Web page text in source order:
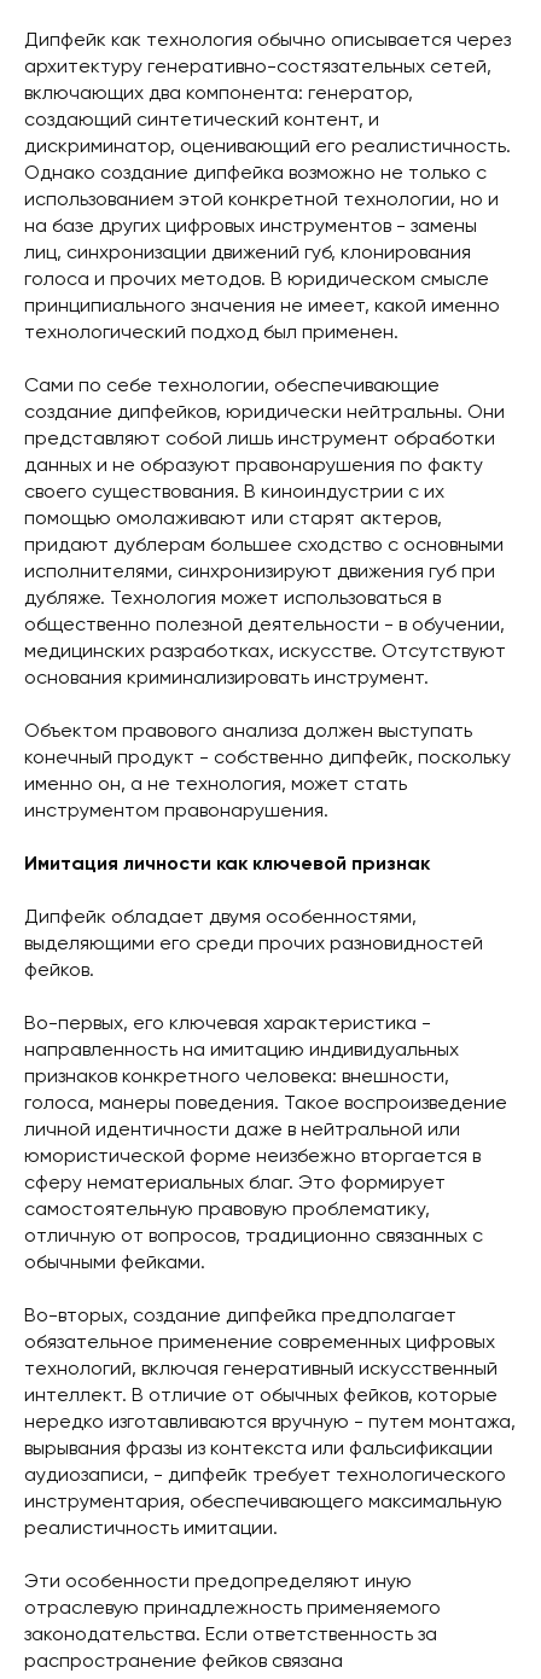
Дипфейк как технология обычно описывается через
архитектуру генеративно-состязательных сетей,
включающих два компонента: генератор,
создающий синтетический контент, и
дискриминатор, оценивающий его реалистичность.
Однако создание дипфейка возможно не только с
использованием этой конкретной технологии, но и
на базе других цифровых инструментов - замены
лиц, синхронизации движений губ, клонирования
голоса и прочих методов. В юридическом смысле
принципиального значения не имеет, какой именно
технологический подход был применен.
Сами по себе технологии, обеспечивающие
создание дипфейков, юридически нейтральны. Они
представляют собой лишь инструмент обработки
данных и не образуют правонарушения по факту
своего существования. В киноиндустрии с их
помощью омолаживают или старят актеров,
придают дублерам большее сходство с основными
исполнителями, синхронизируют движения губ при
дубляже. Технология может использоваться в
общественно полезной деятельности - в обучении,
медицинских разработках, искусстве. Отсутствуют
основания криминализировать инструмент.
Объектом правового анализа должен выступать
конечный продукт - собственно дипфейк, поскольку
именно он, а не технология, может стать
инструментом правонарушения.
Имитация личности как ключевой признак
Дипфейк обладает двумя особенностями,
выделяющими его среди прочих разновидностей
фейков.
Во-первых, его ключевая характеристика -
направленность на имитацию индивидуальных
признаков конкретного человека: внешности,
голоса, манеры поведения. Такое воспроизведение
личной идентичности даже в нейтральной или
юмористической форме неизбежно вторгается в
сферу нематериальных благ. Это формирует
самостоятельную правовую проблематику,
отличную от вопросов, традиционно связанных с
обычными фейками.
Во-вторых, создание дипфейка предполагает
обязательное применение современных цифровых
технологий, включая генеративный искусственный
интеллект. В отличие от обычных фейков, которые
нередко изготавливаются вручную - путем монтажа,
вырывания фразы из контекста или фальсификации
аудиозаписи, - дипфейк требует технологического
инструментария, обеспечивающего максимальную
реалистичность имитации.
Эти особенности предопределяют иную
отраслевую принадлежность применяемого
законодательства. Если ответственность за
распространение фейков связана